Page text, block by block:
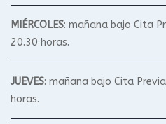
MIÉRCOLES: mañana bajo Cita
20.30 horas.
JUEVES: mañana bajo Cita
horas.